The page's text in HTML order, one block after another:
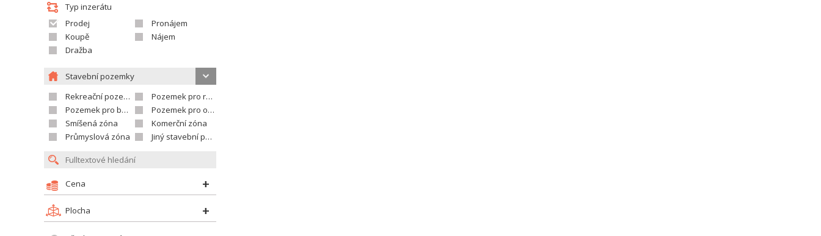
Typ inzerátu
Prodej
Pronájem
Koupě
Nájem
Dražba
Stavební pozemky
Rekreační pozemek
Pozemek pro rodinné domy
Pozemek pro bytovou výstavbu
Pozemek pro občanskou vybavenost
Smíšená zóna
Komerční zóna
Průmyslová zóna
Jiný stavební pozemek
Cena
Plocha